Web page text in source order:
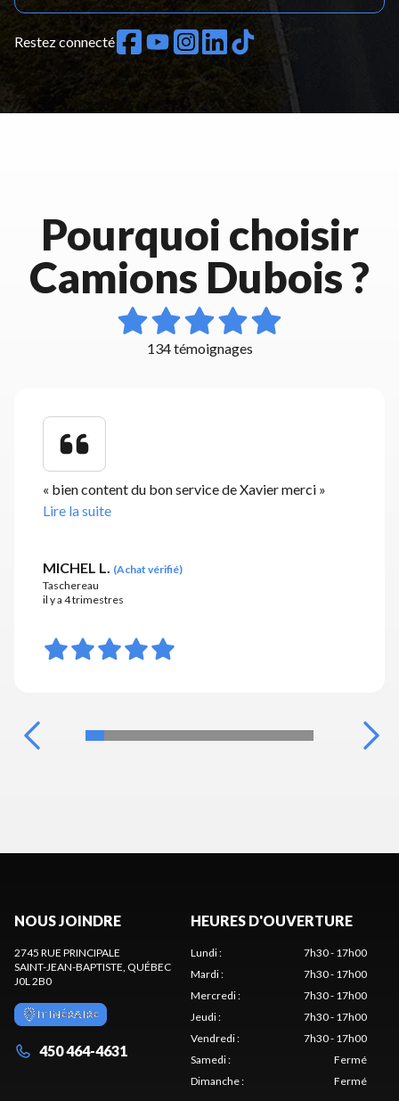
Restez connecté
Pourquoi choisir
Camions Dubois ?
134 témoignages
« bien content du bon service de Xavier merci »
Lire la suite
MICHEL L. (Achat vérifié)
Taschereau
il y a 4 trimestres
NOUS JOINDRE
2745 RUE PRINCIPALE
SAINT-JEAN-BAPTISTE , QUÉBEC
J0L 2B0
ITINÉRAIRE
450 464-4631
HEURES D'OUVERTURE
Lundi:
7h30 - 17h00
Mardi:
7h30 - 17h00
Mercredi:
7h30 - 17h00
Jeudi:
7h30 - 17h00
Vendredi:
7h30 - 17h00
Samedi:
Fermé
Dimanche: Fermé